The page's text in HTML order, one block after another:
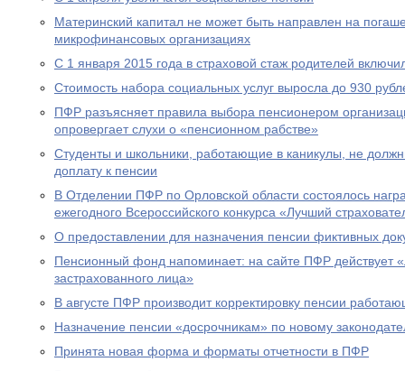
Материнский капитал не может быть направлен на
микрофинансовых организациях
С 1 января 2015 года в страховой стаж родителей
Стоимость набора социальных услуг выросла до 930
ПФР разъясняет правила выбора пенсионером
опровергает слухи о «пенсионном рабстве»
Студенты и школьники, работающие в каникулы, не
доплату к пенсии
В Отделении ПФР по Орловской области состоялось
ежегодного Всероссийского конкурса «Лучший
О предоставлении для назначения пенсии фиктивных
Пенсионный фонд напоминает: на сайте ПФР действует
застрахованного лица»
В августе ПФР производит корректировку пенсии
Назначение пенсии «досрочникам» по новому
Принята новая форма и форматы отчетности в ПФР